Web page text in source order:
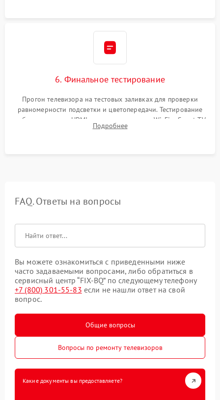
6. Финальное тестирование
Прогон телевизора на тестовых заливках для проверки
равномерности подсветки и цветопередачи. Тестирование
работы разъемов HDMI, динамиков, модуля Wi-Fi и Smart TV
в рабочем режиме в течение нескольких часов.
Подробнее
FAQ. Ответы на вопросы
Вы можете ознакомиться с приведенными ниже
часто задаваемыми вопросами, либо обратиться в
сервисный центр “FIX-BQ” по следующему телефону
+7 (800) 301-55-83 если не нашли ответ на свой
вопрос.
Общие вопросы
Вопросы по ремонту телевизоров
Какие документы вы предоставляете?